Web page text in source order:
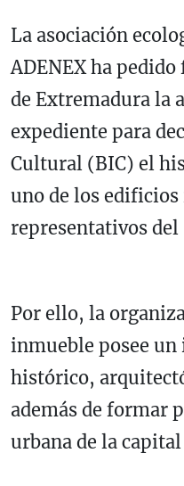
La asociación
ADENEX ha
de Extremadura la
expediente para
Cultural (BIC) el
uno de los
representativos
Por ello, la
inmueble posee
histórico,
además de formar
urbana de la